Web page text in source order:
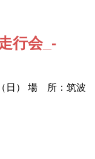
行会_-
日） 場 所：筑波